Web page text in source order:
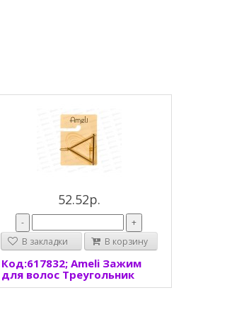
52.52р.
-
+
В закладки
В корзину
Код:617832; Ameli Зажим
для волос Треугольник